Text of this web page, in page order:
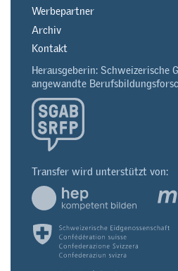
Werbepartner
Archiv
Kontakt
Herausgeberin: Schweizerische
angewandte
Transfer wird unterstützt von: